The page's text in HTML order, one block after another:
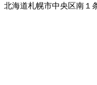
北海道札幌市中央区南１